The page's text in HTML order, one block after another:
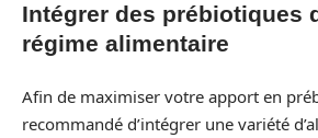
Intégrer des prébiotiques
régime alimentaire
Afin de maximiser votre apport en
recommandé d’intégrer une variété